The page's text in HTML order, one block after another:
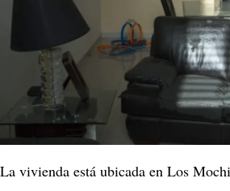
La vivienda está ubicada en Los